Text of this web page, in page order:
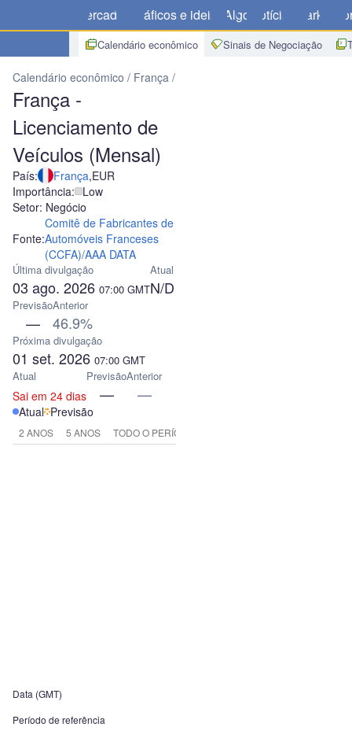
Mercados Gráficos e ideias Algo Notícias Market
Calendário econômico Sinais de Negociação
Calendário econômico França
França -
Licenciamento de
Veículos (Mensal)
País: França,EUR
Importância: Low
Setor: Negócio
Fonte:
Comitê de Fabricantes de
Automóveis Franceses
(CCFA)/AAA DATA
Última divulgação
03 ago. 2026 07:00 GMT
Atual
N/D
Previsão
—
Anterior
46.9%
Próxima divulgação
01 set. 2026 07:00 GMT
Atual
Sai em 24 dias
Previsão
—
Anterior
—
Atual Previsão
2 ANOS 5 ANOS TODO O PERÍODO
Data (GMT)
Período de referência